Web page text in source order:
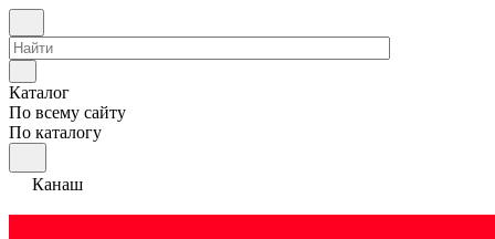
Каталог
По всему сайту
По каталогу
Канаш